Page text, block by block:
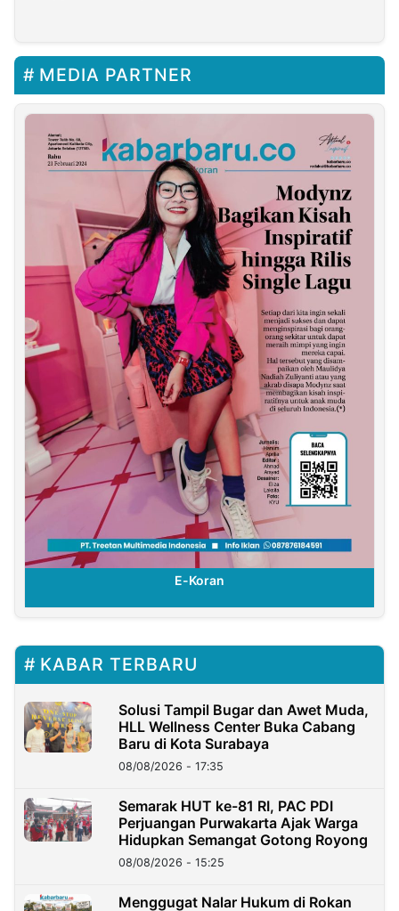
MEDIA PARTNER
E-Koran
KABAR TERBARU
Solusi Tampil Bugar dan Awet Muda,
HLL Wellness Center Buka Cabang
Baru di Kota Surabaya
08/08/2026 - 17:35
Semarak HUT ke-81 RI, PAC PDI
Perjuangan Purwakarta Ajak Warga
Hidupkan Semangat Gotong Royong
08/08/2026 - 15:25
Menggugat Nalar Hukum di Rokan